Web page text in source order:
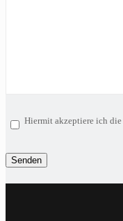
Hiermit akzeptiere ich die